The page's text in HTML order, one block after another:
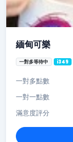
緬甸可樂
一對多等待中 i349
一對多點數
一對一點數
滿意度評分